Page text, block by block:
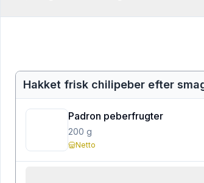
Hakket frisk chilipeber efter
Padron peberfrugter
200 g
Netto